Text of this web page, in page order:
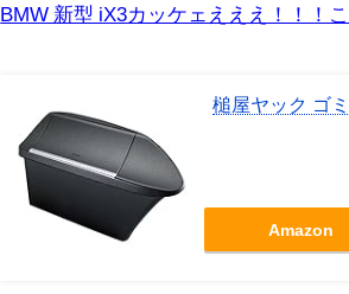
BMW 新型 iX3カッケェえええ！！！
槌屋ヤック ゴ
Amazon